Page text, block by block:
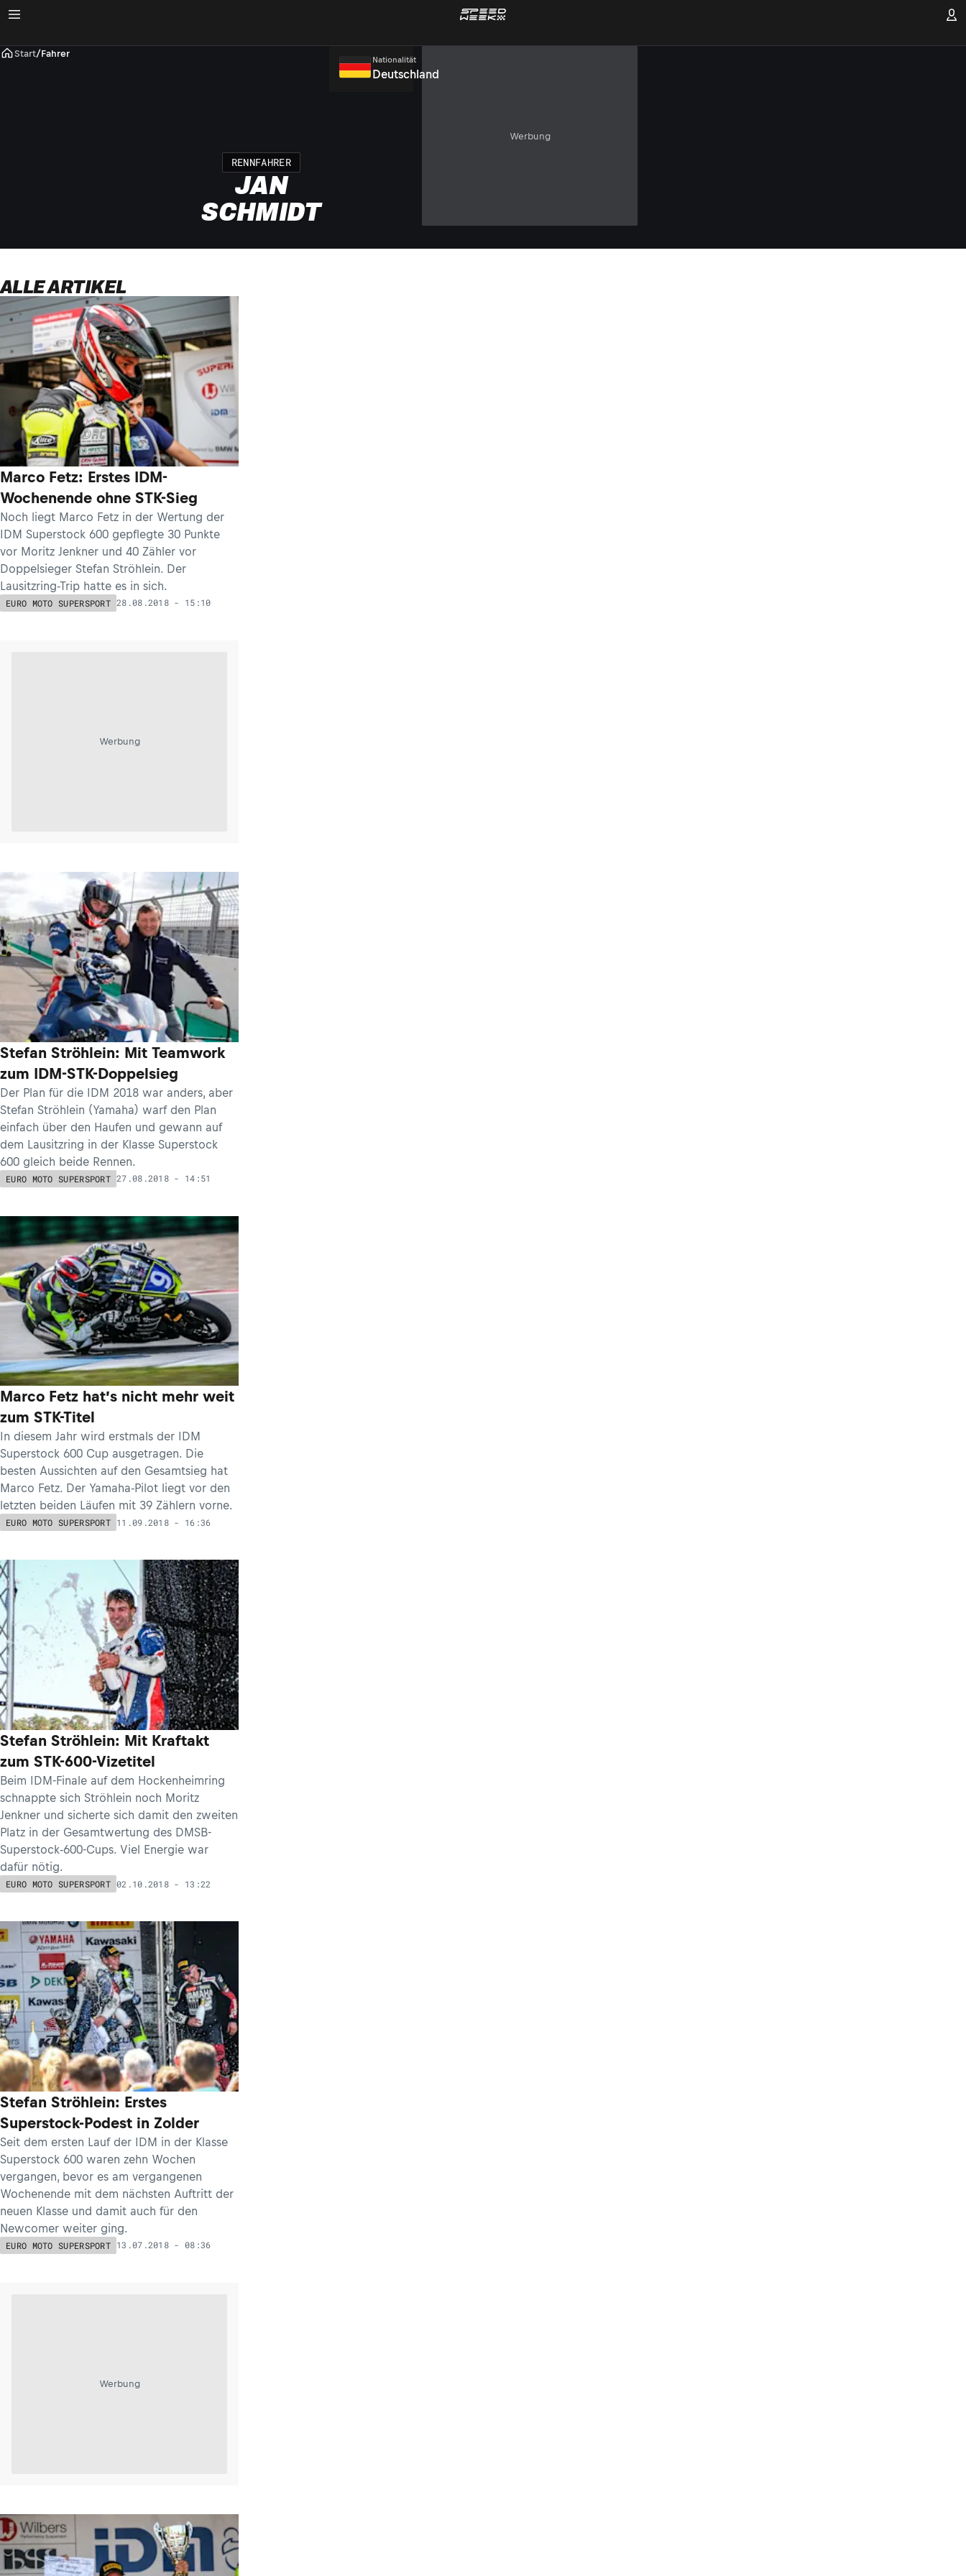
Start/Fahrer
RENNFAHRER
JAN
SCHMIDT
Nationalität
Deutschland
Werbung
ALLE ARTIKEL
Marco Fetz: Erstes IDM-
Wochenende ohne STK-Sieg
Noch liegt Marco Fetz in der Wertung der
IDM Superstock 600 gepflegte 30 Punkte
vor Moritz Jenkner und 40 Zähler vor
Doppelsieger Stefan Ströhlein. Der
Lausitzring-Trip hatte es in sich.
EURO MOTO SUPERSPORT 28.08.2018 - 15:10
Werbung
Stefan Ströhlein: Mit Teamwork
zum IDM-STK-Doppelsieg
Der Plan für die IDM 2018 war anders, aber
Stefan Ströhlein (Yamaha) warf den Plan
einfach über den Haufen und gewann auf
dem Lausitzring in der Klasse Superstock
600 gleich beide Rennen.
EURO MOTO SUPERSPORT 27.08.2018 - 14:51
Marco Fetz hat’s nicht mehr weit
zum STK-Titel
In diesem Jahr wird erstmals der IDM
Superstock 600 Cup ausgetragen. Die
besten Aussichten auf den Gesamtsieg hat
Marco Fetz. Der Yamaha-Pilot liegt vor den
letzten beiden Läufen mit 39 Zählern vorne.
EURO MOTO SUPERSPORT 11.09.2018 - 16:36
Stefan Ströhlein: Mit Kraftakt
zum STK-600-Vizetitel
Beim IDM-Finale auf dem Hockenheimring
schnappte sich Ströhlein noch Moritz
Jenkner und sicherte sich damit den zweiten
Platz in der Gesamtwertung des DMSB-
Superstock-600-Cups. Viel Energie war
dafür nötig.
EURO MOTO SUPERSPORT 02.10.2018 - 13:22
Stefan Ströhlein: Erstes
Superstock-Podest in Zolder
Seit dem ersten Lauf der IDM in der Klasse
Superstock 600 waren zehn Wochen
vergangen, bevor es am vergangenen
Wochenende mit dem nächsten Auftritt der
neuen Klasse und damit auch für den
Newcomer weiter ging.
EURO MOTO SUPERSPORT 13.07.2018 - 08:36
Werbung